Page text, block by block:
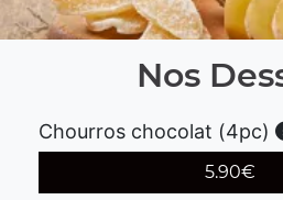
Nos
Chourros chocolat (4pc)
5.90€